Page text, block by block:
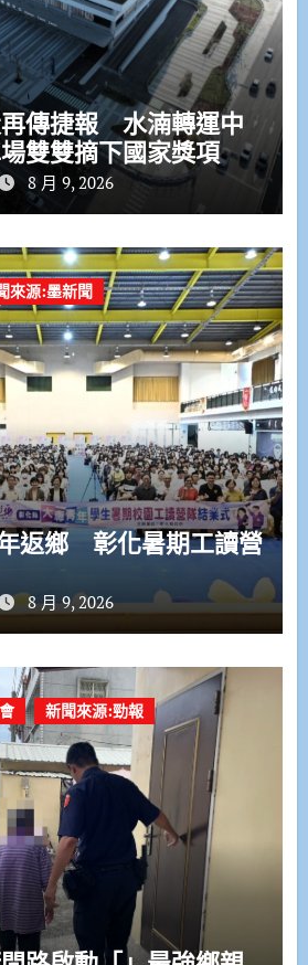
傳捷報 水湳轉運中
雙雙摘下國家獎項
8 月 9, 2026
來源:墨新聞
返鄉 彰化暑期工讀營
8 月 9, 2026
新聞來源:勁報